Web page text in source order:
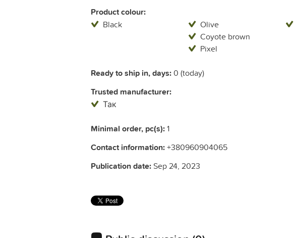
Product colour:
Black
Olive
Coyote brown
Pixel
Ready to ship in, days:0 (today)
Trusted manufacturer:
Так
Minimal order, pc(s):1
Contact information:+380960904065
Publication date: Sep 24, 2023